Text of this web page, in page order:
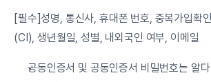
[필수]성명, 통신사, 휴대폰 번호, 중복가입확
(CI), 생년월일, 성별, 내외국인 여부, 이메일
공동인증서 및 공동인증서 비밀번호는 알